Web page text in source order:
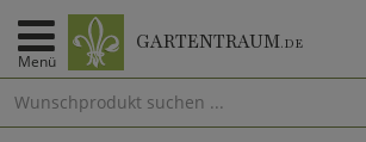
Menü
GARTENTRAUM.DE